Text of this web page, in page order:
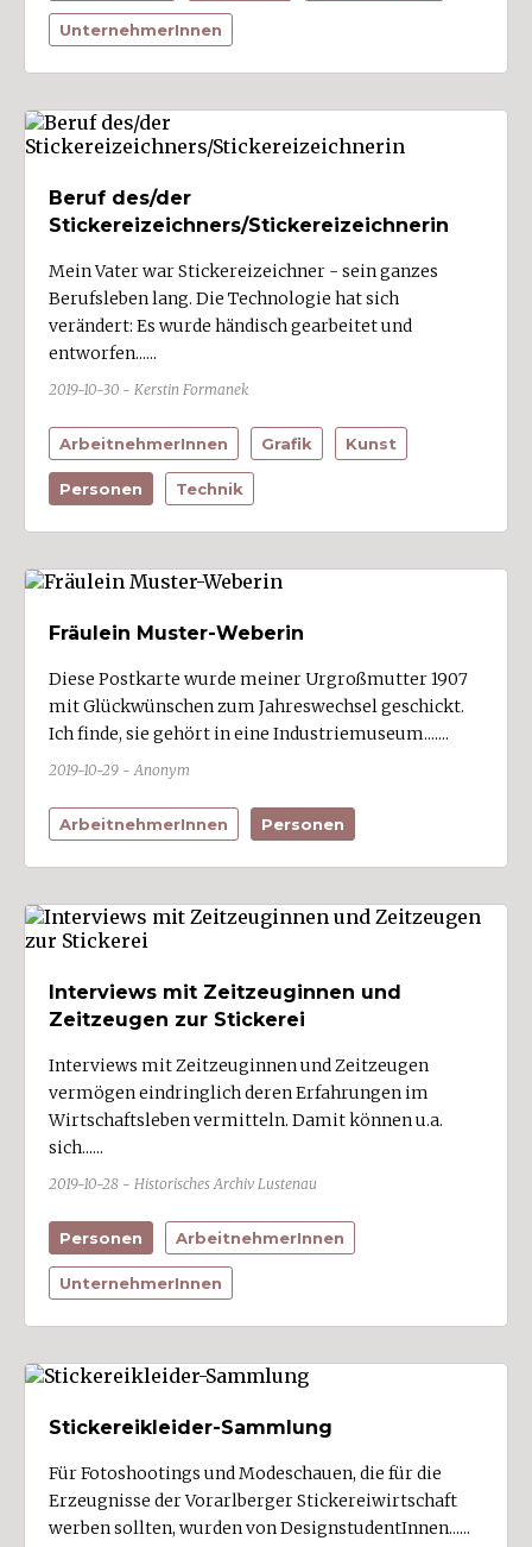
UnternehmerInnen
Beruf des/der
Stickereizeichners/Stickereizeichnerin
Mein Vater war Stickereizeichner - sein ganzes
Berufsleben lang. Die Technologie hat sich
verändert: Es wurde händisch gearbeitet und
entworfen......
2019-10-30 - Kerstin Formanek
ArbeitnehmerInnen Grafik Kunst
Personen Technik
Fräulein Muster-Weberin
Diese Postkarte wurde meiner Urgroßmutter 1907
mit Glückwünschen zum Jahreswechsel geschickt.
Ich finde, sie gehört in eine Industriemuseum.......
2019-10-29 - Anonym
ArbeitnehmerInnen Personen
Interviews mit Zeitzeuginnen und
Zeitzeugen zur Stickerei
Interviews mit Zeitzeuginnen und Zeitzeugen
vermögen eindringlich deren Erfahrungen im
Wirtschaftsleben vermitteln. Damit können u.a.
sich......
2019-10-28 - Historisches Archiv Lustenau
Personen ArbeitnehmerInnen
UnternehmerInnen
Stickereikleider-Sammlung
Für Fotoshootings und Modeschauen, die für die
Erzeugnisse der Vorarlberger Stickereiwirtschaft
werben sollten, wurden von DesignstudentInnen......